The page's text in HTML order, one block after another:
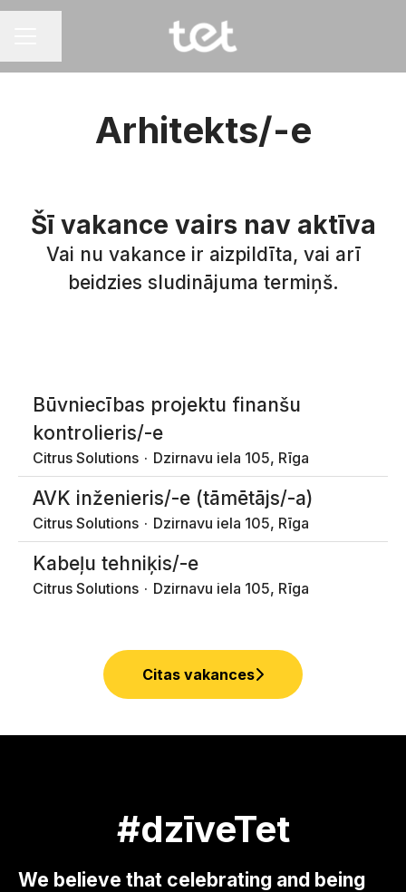
Arhitekts/-e
Šī vakance vairs nav aktīva
Vai nu vakance ir aizpildīta, vai arī
beidzies sludinājuma termiņš.
Būvniecības projektu finanšu
kontrolieris/-e
Citrus Solutions · Dzirnavu iela 105, Rīga
AVK inženieris/-e (tāmētājs/-a)
Citrus Solutions · Dzirnavu iela 105, Rīga
Kabeļu tehniķis/-e
Citrus Solutions · Dzirnavu iela 105, Rīga
Citas vakances
#dzīveTet
We believe that celebrating and being